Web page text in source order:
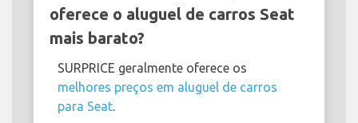
oferece o aluguel de carros Seat
mais barato?
SURPRICE geralmente oferece os
melhores preços em aluguel de carros
para Seat